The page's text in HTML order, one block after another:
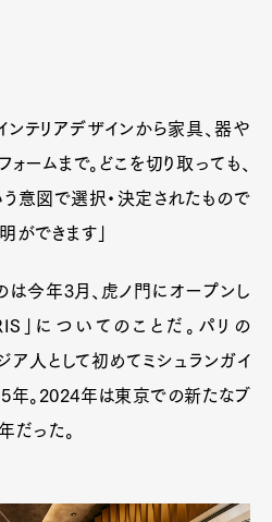
ンテリアデザインから家具、器や
ォームまで。どこを切り取っても、
う意図で選択・決定されたもので
ができます」
今年3月、虎ノ門にオープンし
」についてのことだ。パリの
ア人として初めてミシュランガイ
年。2024年は東京での新たなブ
だった。